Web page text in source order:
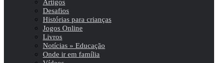
Artigos
Desafios
Histórias para crianças
Jogos Online
Livros
Notícias » Educação
Onde ir em família